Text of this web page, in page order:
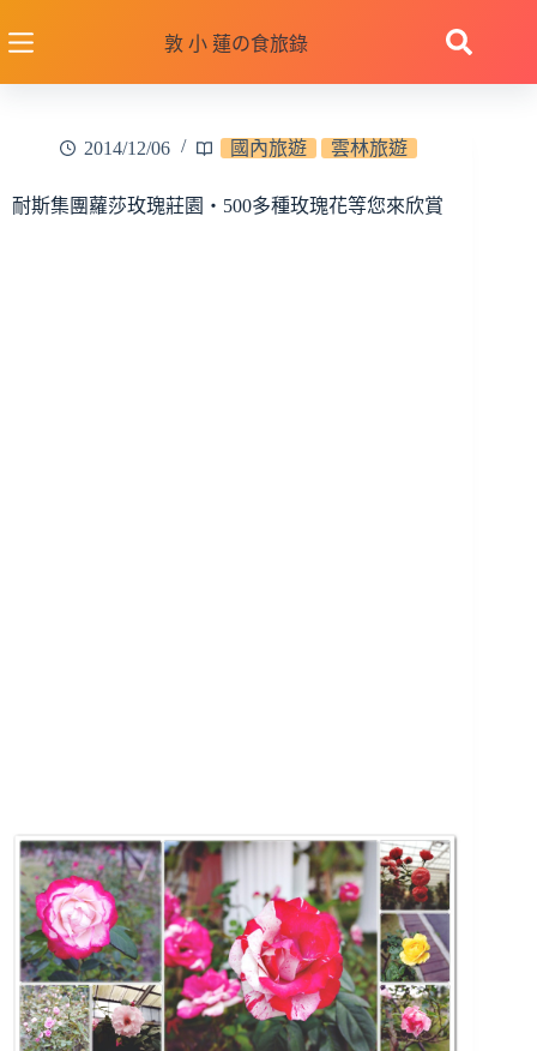
至
敦 小 蓮の食旅錄
2014/12/06 國內旅遊 雲林旅遊
耐斯集團蘿莎玫瑰莊園‧500多種玫瑰花等您來欣賞